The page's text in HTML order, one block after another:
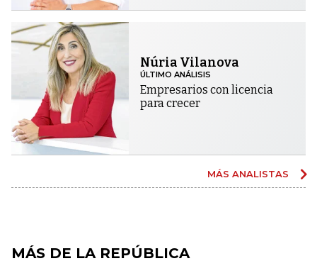
Núria Vilanova
ÚLTIMO ANÁLISIS
Empresarios con licencia
para crecer
MÁS ANALISTAS
MÁS DE LA REPÚBLICA